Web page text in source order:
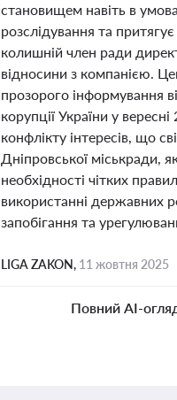
становищем навіть в
розслідування та
колишній член ради
відносини з компанією.
прозорого інформування
корупції України у
конфлікту інтересів, що
Дніпровської міськради,
необхідності чітких
використанні державних
запобігання та
LIGA ZAKON, 11 жовтня 2025
Повний AI-